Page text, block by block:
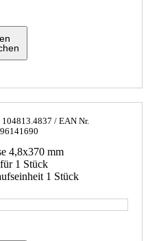
104813.4837 / EAN Nr.
4,8x370 mm
1 Stück
1 Stück